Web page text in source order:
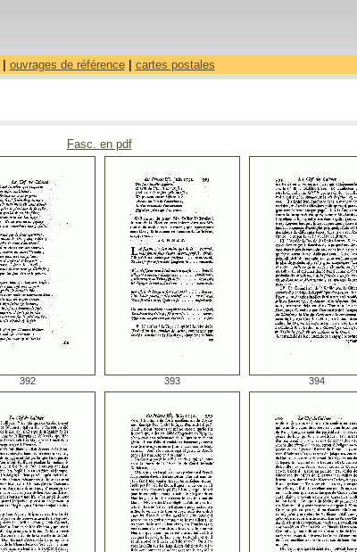
ouvrages de référence| cartes postales
Fasc. en pdf
392 393 394